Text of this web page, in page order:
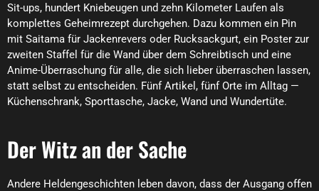
Sit-ups, hundert Kniebeugen und zehn Kilometer Laufen als
komplettes Geheimrezept durchgehen. Dazu kommen ein Pin
mit Saitama für Jackenrevers oder Rucksackgurt, ein Poster zur
zweiten Staffel für die Wand über dem Schreibtisch und eine
Anime-Überraschung für alle, die sich lieber überraschen lassen,
statt selbst zu entscheiden. Fünf Artikel, fünf Orte im Alltag —
Küchenschrank, Sporttasche, Jacke, Wand und Wundertüte.
Der Witz an der Sache
Andere Heldengeschichten leben davon, dass der Ausgang offen